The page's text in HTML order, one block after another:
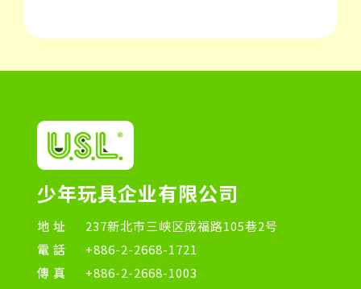
少年玩具企业有限公司
地址
237新北市三峡区成福路105巷2号
電話
+886-2-2668-1721
傳真
+886-2-2668-1003